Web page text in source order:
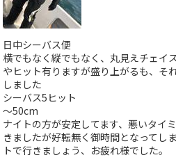
日中シーバス便
横でもなく縦でもなく、丸見えチェイ
やヒット有りますが盛り上がるも、そ
しました
シーバス5ヒット
〜50cm
ナイトの方が安定してます、悪いタイ
きましたが好転無く御時間となってし
トで行きましょう、お疲れ様でした。